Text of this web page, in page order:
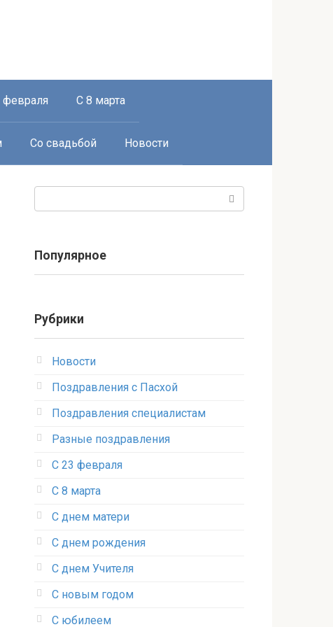
февраля С 8 марта
Со свадьбой Новости
Популярное
Рубрики
Новости
Поздравления с Пасхой
Поздравления специалистам
Разные поздравления
С 23 февраля
С 8 марта
С днем матери
С днем рождения
С днем Учителя
С новым годом
С юбилеем